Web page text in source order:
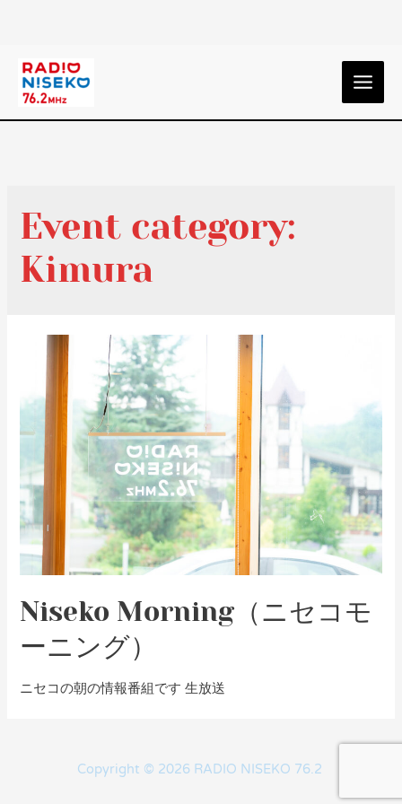
Event category:
Kimura
Niseko Morning（ニセコモ
ーニング）
ニセコの朝の情報番組です 生放送
Copyright © 2026 RADIO NISEKO 76.2